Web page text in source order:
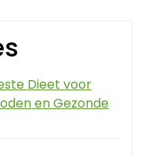
Dieet voor
en Gezonde